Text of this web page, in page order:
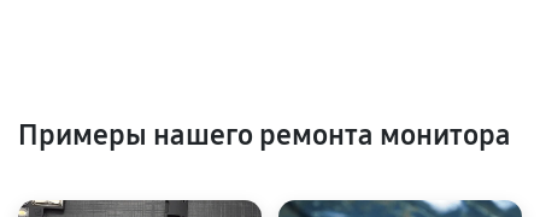
Примеры нашего ремонта монитора